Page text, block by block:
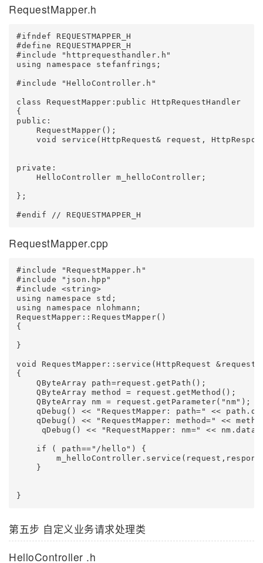
RequestMapper.h
#ifndef REQUESTMAPPER_H
#define REQUESTMAPPER_H
#include "httprequesthandler.h"
using namespace stefanfrings;
#include "HelloController.h"
class RequestMapper:public HttpRequestHandler
{
public:
    RequestMapper();
void service(HttpRequest& request,
private:
    HelloController m_helloController;
};
RequestMapper.cpp
#include "RequestMapper.h"
#include "json.hpp"
#include <string>
using namespace std;
using namespace nlohmann;
RequestMapper::RequestMapper()
{
}
void RequestMapper::service(HttpRequest &request,
{
    QByteArray path=request.getPath();
    QByteArray method = request.getMethod();
    QByteArray nm = request.getParameter("nm");
qDebug() << "RequestMapper: path=" <<
qDebug() << "RequestMapper: method=" <<
qDebug() << "RequestMapper: nm=" <<
    if ( path=="/hello") {
    }
第五步 自定义业务请求处理类
HelloController .h